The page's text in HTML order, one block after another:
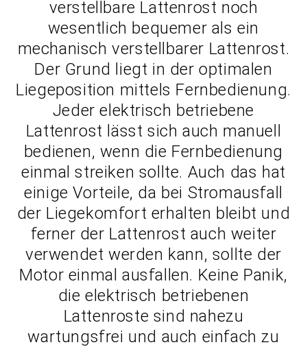
verstellbare Lattenrost noch
wesentlich bequemer als ein
mechanisch verstellbarer Lattenrost.
Der Grund liegt in der optimalen
Liegeposition mittels Fernbedienung.
Jeder elektrisch betriebene
Lattenrost lässt sich auch manuell
bedienen, wenn die Fernbedienung
einmal streiken sollte. Auch das hat
einige Vorteile, da bei Stromausfall
der Liegekomfort erhalten bleibt und
ferner der Lattenrost auch weiter
verwendet werden kann, sollte der
Motor einmal ausfallen. Keine Panik,
die elektrisch betriebenen
Lattenroste sind nahezu
wartungsfrei und auch einfach zu